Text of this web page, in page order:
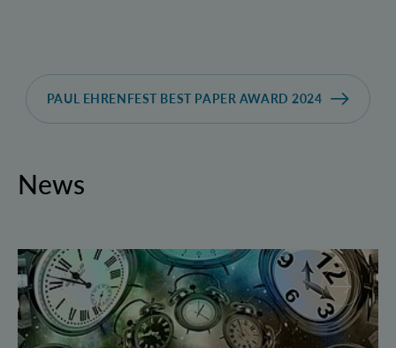
PAUL EHRENFEST BEST PAPER AWARD 2024
News
Geborgte Zeit: Forscher spulen Quantensysteme vor